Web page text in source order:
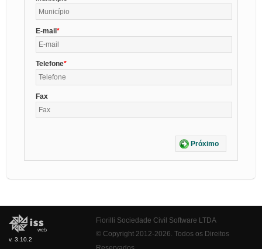
E-mail
Telefone
Fax
Próximo
v. 3.10.2
Fiorilli Sociedade Civil Software LTDA
© Copyright 2012-2026. Todos os Direitos